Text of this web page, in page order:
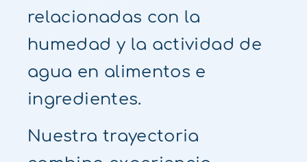
relacionadas con la
humedad y la actividad de
agua en alimentos e
ingredientes.
Nuestra trayectoria